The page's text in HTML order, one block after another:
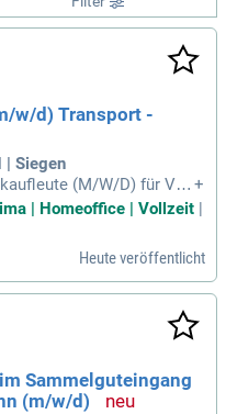
w/d) Transport -
| Siegen
(M/W/D) für VO
Logistikdienstleister i
Aufgaben umfassen di
Transport, Luft- und
verknüpfen wir bedeuten
deren Expansion.
von morgen aktiv mit und
bei. Werden Sie T
Servicequalitä
bewegen Sie mit uns di
+
| Homeoffice | Vollzeit |
Heute veröffentlicht
Sammelguteingang
(m/w/d)